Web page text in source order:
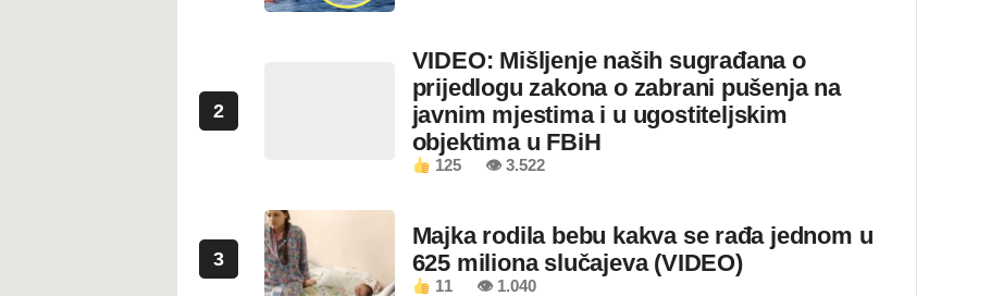
2
VIDEO: Mišljenje naših sugrađana o
prijedlogu zakona o zabrani pušenja na
javnim mjestima i u ugostiteljskim
objektima u FBiH
125 👁 3.522
3
Majka rodila bebu kakva se rađa jednom u
625 miliona slučajeva (VIDEO)
11 👁 1.040